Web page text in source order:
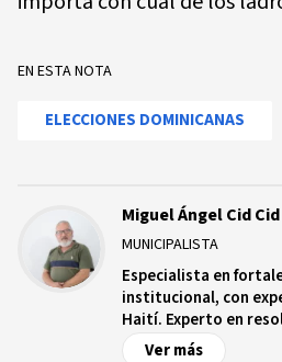
EN ESTA NOTA
ELECCIONES DOMINICANAS
Miguel Ángel Cid Cid
MUNICIPALISTA
Especialista en
institucional, con
Haití. Experto en
capacitación de
Ver más